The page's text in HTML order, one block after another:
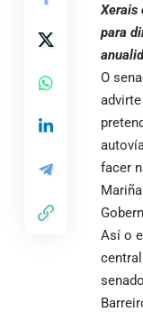
Xerais
para
O
advirte
facer
Así o